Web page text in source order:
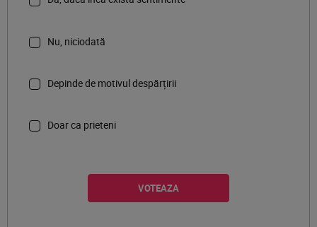
Nu, niciodată
Depinde de motivul despărțirii
Doar ca prieteni